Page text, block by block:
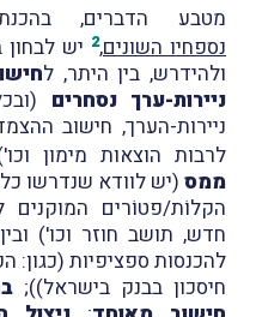
מטבע הדברים,
נספחיו השונים,
2 יש
ולהידרש, בין היתר, ל
ניירות-ערך נסחרים
ניירות-הערך, חישוב
לרבות הוצאות מימון
ממס (יש לוודא שנדרשו
הקלוֹת/פטוֹרים המוקנים
חדש, תושב חוזר וכו')
להכנסות ספציפיות (כגון:
חיסכון בבנק בישראל));